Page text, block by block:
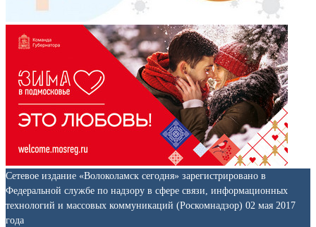
Сетевое издание «Волоколамск сегодня» зарегистрировано в
Федеральной службе по надзору в сфере связи, информационных
технологий и массовых коммуникаций (Роскомнадзор) 02 мая 2017
года